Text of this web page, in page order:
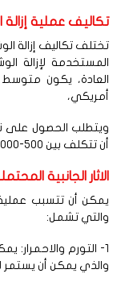
عملية إزالة
تكاليف إزالة
لإزالة
الحصول على
بين 500-3000 دولار أمريكي حسب عدد الجلسات.
الجانبية
أن تتسبب عملية
تشمل:
التورم والاحمرار:
يمكن أن يستمر